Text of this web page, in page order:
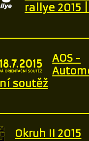
rallye 2015 |
AOS -
soutěž
Okruh II 2015